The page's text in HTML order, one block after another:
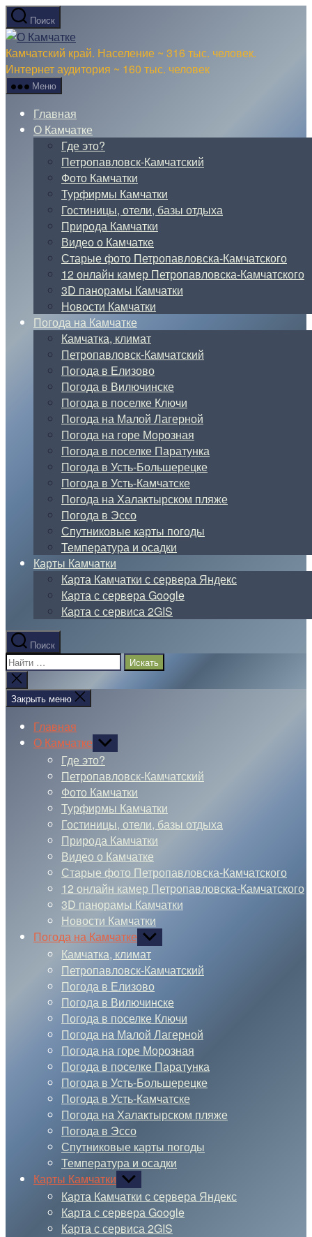
Перейти
к
содержимому
Поиск
Камчатке
Камчатский край. Население ~ 316 тыс. человек.
Интернет аудитория ~ 160 тыс. человек
Меню
Главная
О Камчатке
Где это?
Петропавловск-Камчатский
Фото Камчатки
Турфирмы Камчатки
Гостиницы, отели, базы отдыха
Природа Камчатки
Видео о Камчатке
Старые фото Петропавловска-Камчатского
12 онлайн камер Петропавловска-Камчатского
3D панорамы Камчатки
Новости Камчатки
Погода на Камчатке
Камчатка, климат
Петропавловск-Камчатский
Погода в Елизово
Погода в Вилючинске
Погода в поселке Ключи
Погода на Малой Лагерной
Погода на горе Морозная
Погода в поселке Паратунка
Погода в Усть-Большерецке
Погода в Усть-Камчатске
Погода на Халактырском пляже
Погода в Эссо
Спутниковые карты погоды
Температура и осадки
Карты Камчатки
Карта Камчатки с сервера Яндекс
Карта с сервера Google
Карта с сервиса 2GIS
Поиск
Поиск:
Закрыть
поиск
Закрыть меню
Главная
О Камчатке Показывать
подменю
Где это?
Петропавловск-Камчатский
Фото Камчатки
Турфирмы Камчатки
Гостиницы, отели, базы отдыха
Природа Камчатки
Видео о Камчатке
Старые фото Петропавловска-Камчатского
12 онлайн камер Петропавловска-Камчатского
3D панорамы Камчатки
Новости Камчатки
Погода на Камчатке Показывать
подменю
Камчатка, климат
Петропавловск-Камчатский
Погода в Елизово
Погода в Вилючинске
Погода в поселке Ключи
Погода на Малой Лагерной
Погода на горе Морозная
Погода в поселке Паратунка
Погода в Усть-Большерецке
Погода в Усть-Камчатске
Погода на Халактырском пляже
Погода в Эссо
Спутниковые карты погоды
Температура и осадки
Карты Камчатки Показывать
подменю
Карта Камчатки с сервера Яндекс
Карта с сервера Google
Карта с сервиса 2GIS